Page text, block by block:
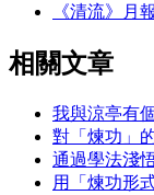
《清流》月
相關文章
我與涼亭有
對「煉功」
通過學法淺
用「煉功形